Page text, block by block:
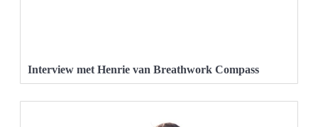
Interview met Henrie van Breathwork Compass